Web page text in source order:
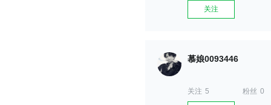
关注
慕娘0093446
关注 5 粉丝 0